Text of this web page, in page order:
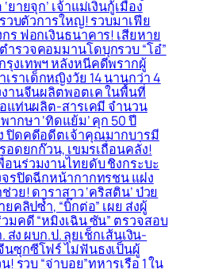
ยายจุก’ เจ้าแม่เงินกู้เมือง
วบตัวการใหญ่! รวบมาเฟีย
ร ฟอกเงินธนาคาร! เสียหาย
รวจคอมมานโดบุกรวบ “โอ๋”
รุงเทพฯ หลังหนีคดีพรากผู้
เราเด็กหญิงวัย 14 นานกว่า 4
านจีนผลิตพอตเค ในพื้นที่
แท่นผลิต-สารเคมี จำนวน
ากษา ‘ทิดแย้ม’ คุก 50 ปี
ปิดคดีอดีตเจ้าคุณมากบารมี
อดยกก๊วน, เขมรเถื่อนคลั่ง!
นร่วมงานไทยดับ ชิงกระบะ
จรปิดฉีกหน้ากากทรชน แฝง
วย! ดาราสาว ‘คริสติน’ ป่วย
ยคลิปซ้ำ, “บิ๊กต่อ” เผย ส่งผู้
มคดี “หมิงเฉิน ซัน” ตรวจสอบ
ส่ง ผบก.ป. ลุยเช็กเส้นเงิน-
ซุกซีโฟร์ ไม่ฟันธงเป็นผู้
! รวบ “จ่าบอย”ทหารเรือ 1 ใน